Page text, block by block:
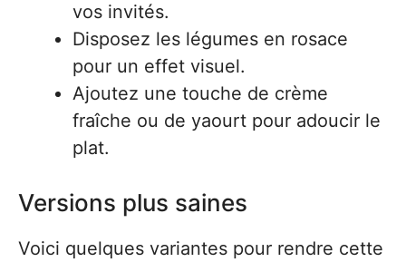
vos invités.
Disposez les légumes en rosace
pour un effet visuel.
Ajoutez une touche de crème
fraîche ou de yaourt pour adoucir le
plat.
Versions plus saines
Voici quelques variantes pour rendre cette